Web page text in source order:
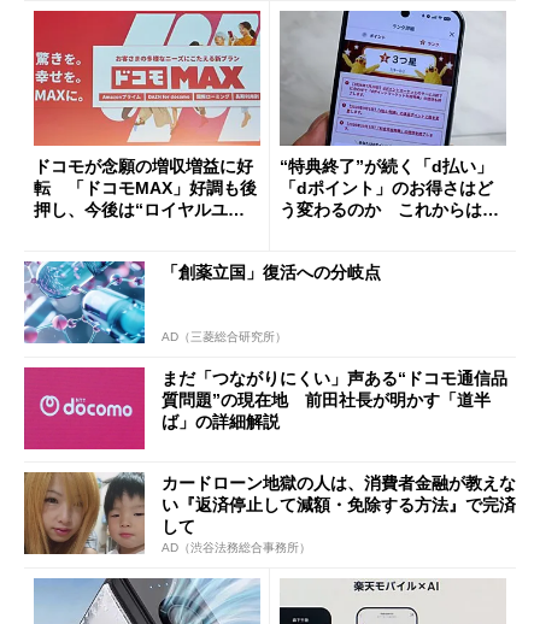
ドコモが念願の増収増益に好
転 「ドコモMAX」好調も後
押し、今後は“ロイヤルユー
“特典終了”が続く「d払い」
「dポイント」のお得さはど
う変わるのか これからは
「創薬立国」復活への分岐点
AD（三菱総合研究所）
まだ「つながりにくい」声ある“ドコモ通信品
質問題”の現在地 前田社長が明かす「道半
ば」の詳細解説
カードローン地獄の人は、消費者金融が教えな
い『返済停止して減額・免除する方法』で完済
して
AD（渋谷法務総合事務所）